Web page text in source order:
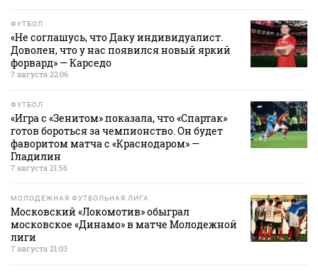
ФУТБОЛ
«Не соглашусь, что Даку индивидуалист.
Доволен, что у нас появился новый яркий
форвард» — Карседо
7 августа 22:06
ФУТБОЛ
«Игра с «Зенитом» показала, что «Спартак»
готов бороться за чемпионство. Он будет
фаворитом матча с «Краснодаром» —
Гладилин
7 августа 21:56
МОЛОДЕЖНАЯ ФУТБОЛЬНАЯ ЛИГА
Московский «Локомотив» обыграл
московское «Динамо» в матче Молодежной
лиги
7 августа 21:03